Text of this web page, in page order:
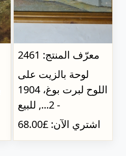
معرّف المنتج: 2461
لوحة بالزيت على
اللوح لبرت بوغ، 1904
- 2..., للبيع
اشتري الآن: £68.00